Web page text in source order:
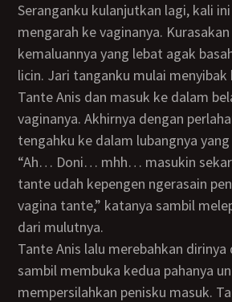
Seranganku kulanjutkan lagi, kali ini tanganku mulai
mengarah ke vaginanya.
kemaluannya yang lebat agak
licin. Jari tanganku mulai menyibak
Tante Anis dan masuk ke dalam
vaginanya. Akhirnya dengan
tengahku ke dalam lubangnya
“Ah… Doni… mhh… masukin sekarang sayang…
tante udah kepengen ngerasain
vagina tante,” katanya sambil
dari mulutnya.
Tante Anis lalu merebahkan dirinya di tempat tidur
sambil membuka kedua pahanya
mempersilahkan penisku masuk.